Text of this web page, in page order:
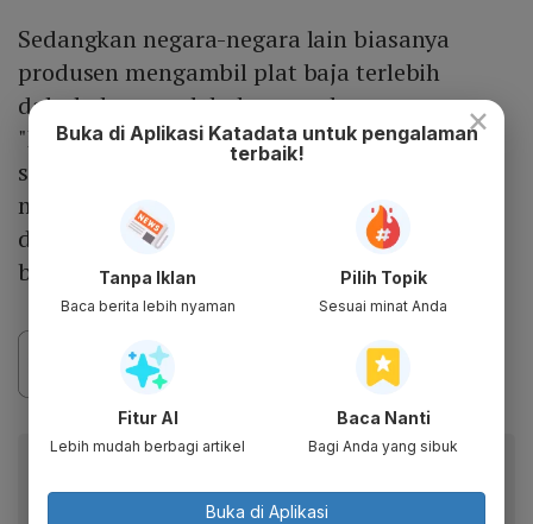
Sedangkan negara-negara lain biasanya
produsen mengambil plat baja terlebih
dahulu baru melakukan pembayaran.
"Kondisi seperti ini seharunya kita ciptakan
simbiosis muatualisme saling
menguntungkan antara pengusaha kapal
dengan produsen plat baja sesama anak
bangsa," kata dia.
Anda
×
Buka di Aplikasi Katadata untuk pengalaman
terbaik!
Tanpa Iklan
Baca berita lebih nyaman
Pilih Topik
Sesuai minat Anda
Fitur AI
Lebih mudah berbagi artikel
Baca Nanti
Bagi Anda yang sibuk
Buka di Aplikasi